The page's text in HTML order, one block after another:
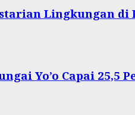
Lingkungan di
Yo’o Capai 25,5